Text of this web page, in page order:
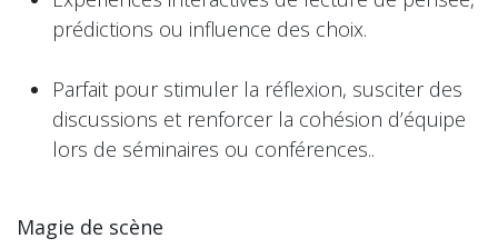
prédictions ou influence des choix.
Parfait pour stimuler la réflexion, susciter des
discussions et renforcer la cohésion d’équipe
lors de séminaires ou conférences..
Magie de scène